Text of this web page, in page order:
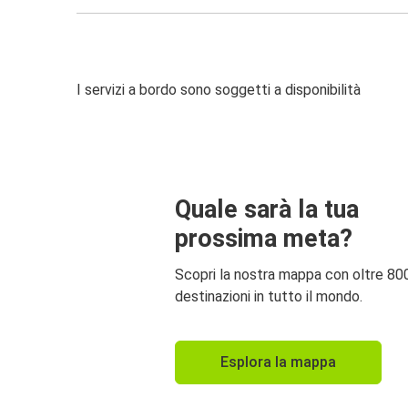
I servizi a bordo sono soggetti a disponibilità
Quale sarà la tua
prossima meta?
Scopri la nostra mappa con oltre
destinazioni in tutto il mondo.
Esplora la mappa